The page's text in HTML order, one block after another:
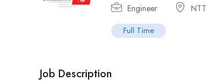
Engineer NTT
Full Time
Job Description